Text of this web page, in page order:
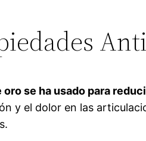
oro se ha usado para
y el dolor en las